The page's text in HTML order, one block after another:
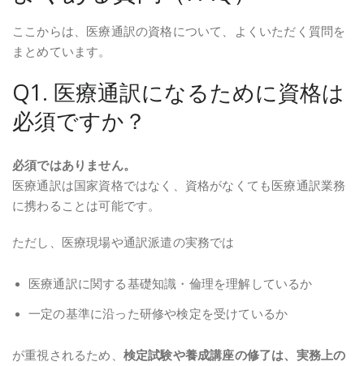
ここからは、医療通訳の資格について、よくいただく質問を
まとめています。
Q1. 医療通訳になるために資格は
必須ですか？
必須ではありません。
医療通訳は国家資格ではなく、資格がなくても医療通訳業務
に携わることは可能です。
ただし、医療現場や通訳派遣の実務では
医療通訳に関する基礎知識・倫理を理解しているか
一定の基準に沿った研修や検定を受けているか
が重視されるため、 検定試験や養成講座の修了は、実務上の